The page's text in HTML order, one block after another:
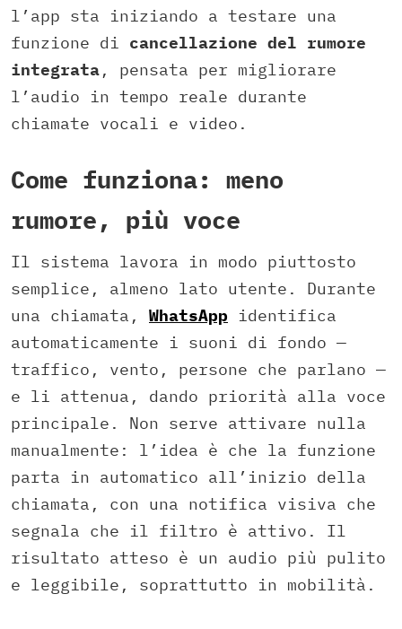
l’app sta iniziando a testare una
funzione di cancellazione del rumore
integrata, pensata per migliorare
l’audio in tempo reale durante
chiamate vocali e video.
Come funziona: meno
rumore, più voce
Il sistema lavora in modo piuttosto
semplice, almeno lato utente. Durante
una chiamata, WhatsApp identifica
automaticamente i suoni di fondo —
traffico, vento, persone che parlano —
e li attenua, dando priorità alla voce
principale. Non serve attivare nulla
manualmente: l’idea è che la funzione
parta in automatico all’inizio della
chiamata, con una notifica visiva che
segnala che il filtro è attivo. Il
risultato atteso è un audio più pulito
e leggibile, soprattutto in mobilità.